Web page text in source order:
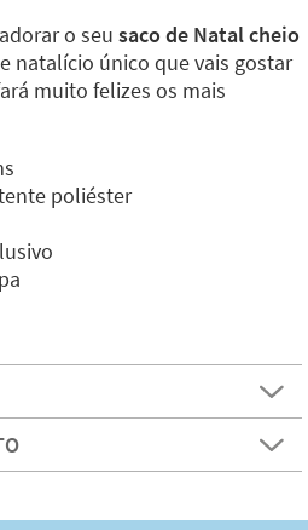
o seu saco de Natal cheio
natalício único que vais gostar
muito felizes os mais
poliéster